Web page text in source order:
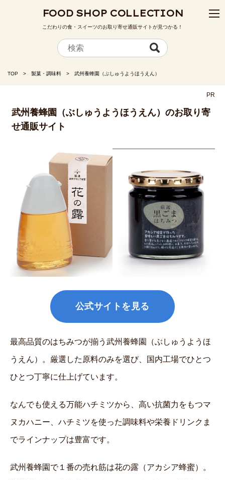
FOOD SHOP COLLECTION
こだわりの食・スイーツのお取り寄せ通販サイトが見つかる！
TOP 製菓・調味料 武州養蜂園（ぶしゅうようほうえん）
PR
武州養蜂園（ぶしゅうようほうえん）のお取り寄
せ通販サイト
公式サイトを見る
最高品質のはちみつが揃う武州養蜂園（ぶしゅうようほ
うえん）。厳選した原料のみを選び、国内工場でひとつ
ひとつ丁寧に仕上げています。
なんでも使える万能ハチミツから、高い抗菌力をもつマ
ヌカハニー、ハチミツを使った調味料や栄養ドリンクま
でラインナップは豊富です。
武州養蜂園で１番の売れ筋は花の露（アカシア蜂蜜）。